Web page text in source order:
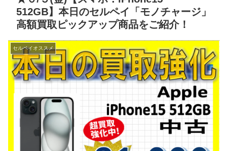
512GB】本日のセルペイ「モノチャージ」
高額買取ピックアップ商品をご紹介！
セルペイオススメ